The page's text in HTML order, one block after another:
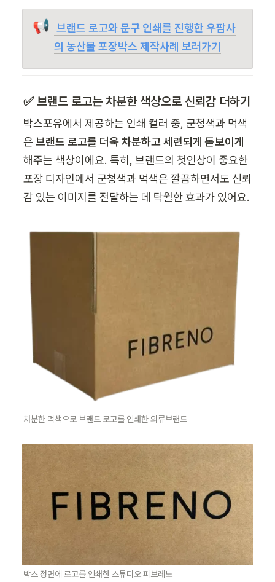
📢 브랜드 로고와 문구 인쇄를 진행한 우팜사
의 농산물 포장박스 제작사례 보러가기
✅ 브랜드 로고는 차분한 색상으로 신뢰감 더하기
박스포유에서 제공하는 인쇄 컬러 중, 군청색과 먹색
은 브랜드 로고를 더욱 차분하고 세련되게 돋보이게
해주는 색상이에요. 특히, 브랜드의 첫인상이 중요한
포장 디자인에서 군청색과 먹색은 깔끔하면서도 신뢰
감 있는 이미지를 전달하는 데 탁월한 효과가 있어요.
차분한 먹색으로 브랜드 로고를 인쇄한 의류브랜드
박스 정면에 로고를 인쇄한 스튜디오 피브레노